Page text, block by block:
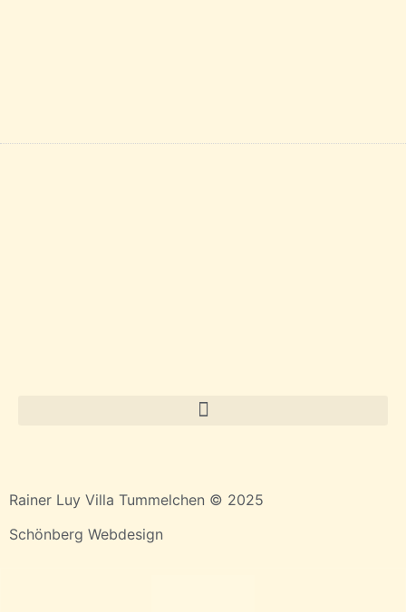
Rainer Luy Villa Tummelchen © 2025
Schönberg Webdesign